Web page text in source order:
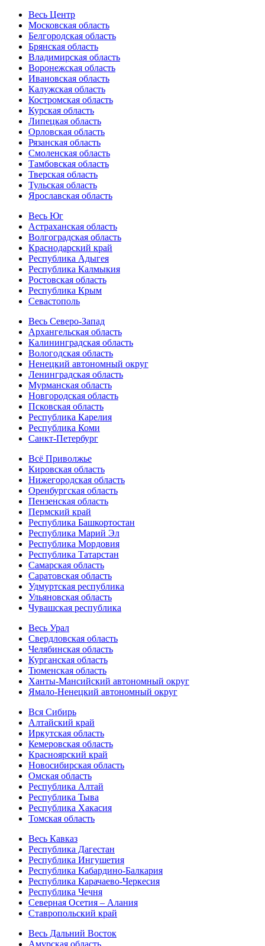
Весь Центр
Московская область
Белгородская область
Брянская область
Владимирская область
Воронежская область
Ивановская область
Калужская область
Костромская область
Курская область
Липецкая область
Орловская область
Рязанская область
Смоленская область
Тамбовская область
Тверская область
Тульская область
Ярославская область
Весь Юг
Астраханская область
Волгоградская область
Краснодарский край
Республика Адыгея
Республика Калмыкия
Ростовская область
Республика Крым
Севастополь
Весь Северо-Запад
Архангельская область
Калининградская область
Вологодская область
Ненецкий автономный округ
Ленинградская область
Мурманская область
Новгородская область
Псковская область
Республика Карелия
Республика Коми
Санкт-Петербург
Всё Приволжье
Кировская область
Нижегородская область
Оренбургская область
Пензенская область
Пермский край
Республика Башкортостан
Республика Марий Эл
Республика Мордовия
Республика Татарстан
Самарская область
Саратовская область
Удмуртская республика
Ульяновская область
Чувашская республика
Весь Урал
Свердловская область
Челябинская область
Курганская область
Тюменская область
Ханты-Мансийский автономный округ
Ямало-Ненецкий автономный округ
Вся Сибирь
Алтайский край
Иркутская область
Кемеровская область
Красноярский край
Новосибирская область
Омская область
Республика Алтай
Республика Тыва
Республика Хакасия
Томская область
Весь Кавказ
Республика Дагестан
Республика Ингушетия
Республика Кабардино-Балкария
Республика Карачаево-Черкесия
Республика Чечня
Северная Осетия – Алания
Ставропольский край
Весь Дальний Восток
Амурская область